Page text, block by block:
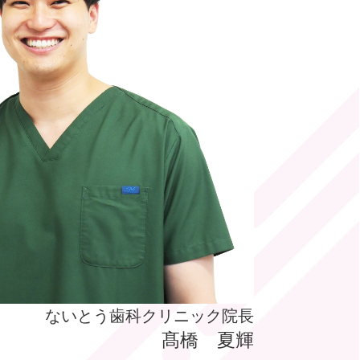
ないとう歯科クリニック院長
髙橋 夏輝